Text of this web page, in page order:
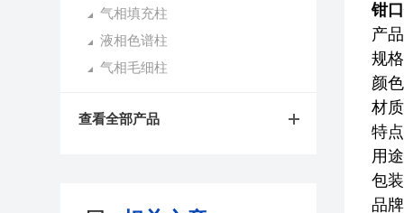
气相填充柱
液相色谱柱
气相毛细柱
查看全部产品
钳
产
规
颜
材
特
用
包
品